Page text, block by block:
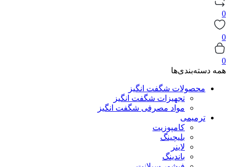
0
0
0
همه دسته‌بندی‌ها
محصولات شگفت انگیز
تجهیزات شگفت انگیز
مواد مصرفی شگفت انگیز
ترمیمی
کامپوزیت
بلیچینگ
لاینر
باندینگ